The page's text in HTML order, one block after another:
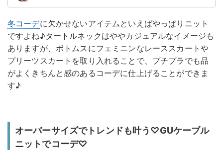
冬コーデに欠かせないアイテムといえばやっぱりニット
ですよね♪タートルネックはややカジュアルなイメージも
ありますが、ボトムスにフェミニンなレーススカートや
プリーツスカートを取り入れることで、プチプラでも品
がよくきちんと感のあるコーデに仕上げることができま
す♪
オーバーサイズでトレンドも叶う♡GUケーブル
ニットでコーデ♡